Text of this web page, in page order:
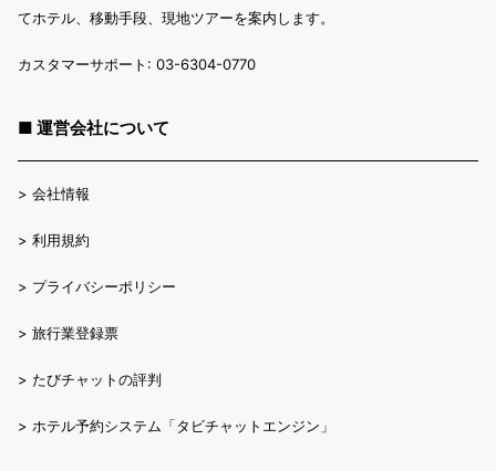
てホテル、移動手段、現地ツアーを案内します。
カスタマーサポート: 03-6304-0770
■ 運営会社について
> 会社情報
> 利用規約
> プライバシーポリシー
> 旅行業登録票
> たびチャットの評判
> ホテル予約システム「タビチャットエンジン」